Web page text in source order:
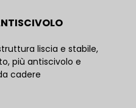
liscia e stabile,
più antiscivolo e
cadere